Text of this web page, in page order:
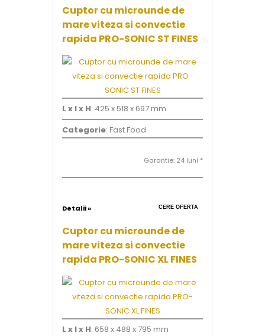
Cuptor cu microunde de
mare viteza si convectie
rapida PRO-SONIC ST FINES
L x l x H: 425 x 518 x 697 mm
Categorie: Fast Food
Garantie: 24 luni *
Detalii » CERE OFERTA
Cuptor cu microunde de
mare viteza si convectie
rapida PRO-SONIC XL FINES
L x l x H: 658 x 488 x 795 mm